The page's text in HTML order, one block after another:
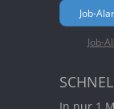
Job-
Job-